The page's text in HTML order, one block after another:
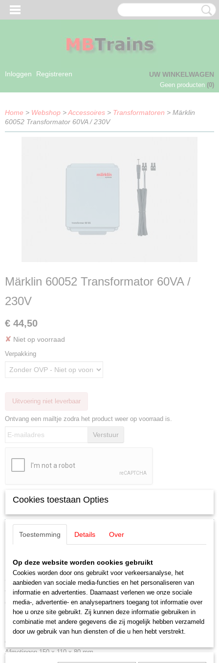
Inloggen Registreren UW WINKELWAGEN
Geen producten (0)
Home > Webshop >Accessoires > Transformatoren > Märklin
60052 Transformator 60VA / 230V
Märklin 60052 Transformator 60VA /
230V
€ 44,50
✘ Niet op voorraad
Verpakking
Uitvoering niet leverbaar
Ontvang een mailtje zodra het product weer op voorraad is.
Verstuur
Productcode
60052-164
Schaal
Aansturing
Analoog
Staat
Gebruikt
230V
Transformator met nieuwe aansluitdoos en aansluitkabel met stekker.
Geschikt voor de voeding van conventioneel geregelde Märklin-
Magneetartikelen.
Uitgang 16 V wisselspanning.
Omhulling van kunststof.
Afmetingen 150 x 110 x 80 mm.
Cookies toestaan Opties
Toestemming Details Over
Op deze website worden cookies gebruikt
Cookies worden door ons gebruikt voor verkeersanalyse, het
aanbieden van sociale media-functies en het personaliseren van
informatie en advertenties. Daarnaast verlenen we onze sociale
media-, advertentie- en analysepartners toegang tot informatie over
hoe u onze site gebruikt. Zij kunnen deze informatie gebruiken in
combinatie met andere gegevens die zij mogelijk hebben verzameld
door uw gebruik van hun diensten of die u hen hebt verstrekt.